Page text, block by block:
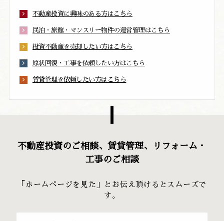
不動産投資に興味のある方はこちら
民泊・旅館・マンスリー物件の運営管理はこちら
投資不動産を売却したい方はこちら
原状回復・工事を依頼したい方はこちら
賃貸管理を依頼したい方はこちら
不動産投資のご相談、賃貸管理、リフォーム・
工事のご相談
「ホームページを見た」とお伝え頂けるとスムーズで
す。